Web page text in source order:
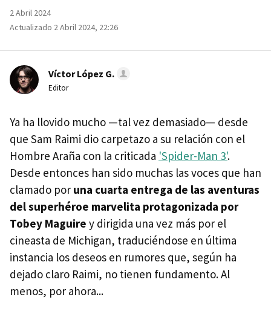
2 Abril 2024
Actualizado 2 Abril 2024, 22:26
Víctor López G.
Editor
Ya ha llovido mucho —tal vez demasiado— desde
que Sam Raimi dio carpetazo a su relación con el
Hombre Araña con la criticada 'Spider-Man 3'.
Desde entonces han sido muchas las voces que han
clamado por una cuarta entrega de las aventuras
del superhéroe marvelita protagonizada por
Tobey Maguire y dirigida una vez más por el
cineasta de Michigan, traduciéndose en última
instancia los deseos en rumores que, según ha
dejado claro Raimi, no tienen fundamento. Al
menos, por ahora...